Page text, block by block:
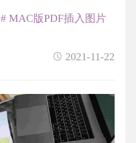
2021-11-22
# MAC版PDF插入图片